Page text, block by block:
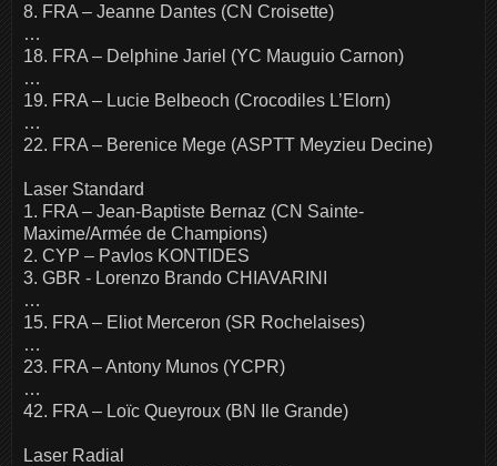
8. FRA – Jeanne Dantes (CN Croisette)
…
18. FRA – Delphine Jariel (YC Mauguio Carnon)
…
19. FRA – Lucie Belbeoch (Crocodiles L’Elorn)
…
22. FRA – Berenice Mege (ASPTT Meyzieu Decine)
Laser Standard
1. FRA – Jean-Baptiste Bernaz (CN Sainte-
Maxime/Armée de Champions)
2. CYP – Pavlos KONTIDES
3. GBR - Lorenzo Brando CHIAVARINI
…
15. FRA – Eliot Merceron (SR Rochelaises)
…
23. FRA – Antony Munos (YCPR)
…
42. FRA – Loïc Queyroux (BN Ile Grande)
Laser Radial